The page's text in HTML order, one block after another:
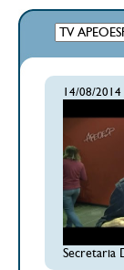
14/08/2014
Secretaria